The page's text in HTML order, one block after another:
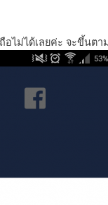
ถือไม่ได้เลยค่ะ จะขึ้นต